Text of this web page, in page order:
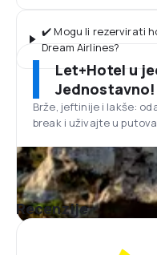
✔️ Mogu li rezervirati
Dream Airlines?
Let+Hotel u
Jednostavno!
Brže, jeftinije i lakše:
break i uživajte u
Recenzije